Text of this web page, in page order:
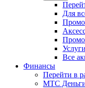
Для
Промо
Все
Финансы
Перейти в
МТС